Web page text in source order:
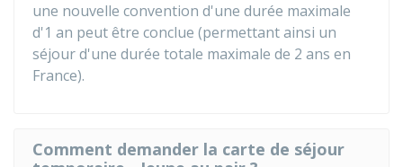
une nouvelle convention d'une durée maximale
d'1 an peut être conclue (permettant ainsi un
séjour d'une durée totale maximale de 2 ans en
France).
Comment demander la carte de séjour